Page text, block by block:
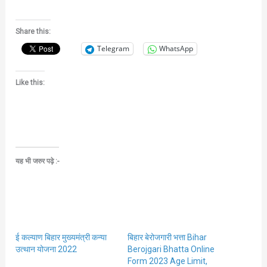
Share this:
Telegram WhatsApp
Like this:
यह भी जरुर पढ़े :-
ई कल्याण बिहार मुख्यमंत्री कन्या
उत्थान योजना 2022
बिहार बेरोजगारी भत्ता Bihar
Berojgari Bhatta Online
Form 2023 Age Limit,